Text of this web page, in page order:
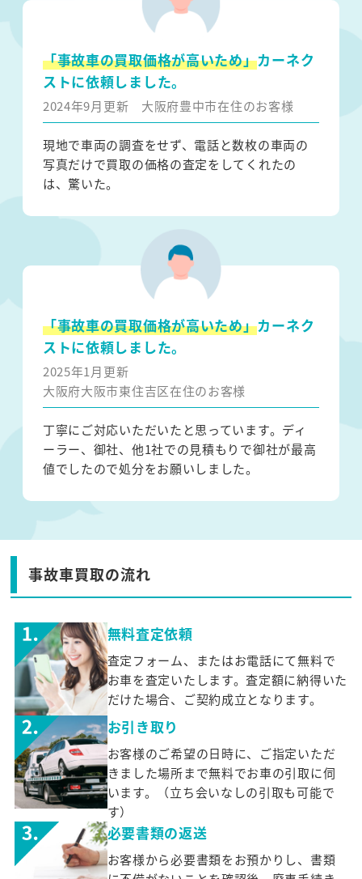
「事故車の買取価格が高いため」カーネク
ストに依頼しました。
2024年9月更新 大阪府豊中市在住のお客様
現地で車両の調査をせず、電話と数枚の車両の
写真だけで買取の価格の査定をしてくれたの
は、驚いた。
「事故車の買取価格が高いため」カーネク
ストに依頼しました。
2025年1月更新
大阪府大阪市東住吉区在住のお客様
丁寧にご対応いただいたと思っています。ディ
ーラー、御社、他1社での見積もりで御社が最高
値でしたので処分をお願いしました。
事故車買取の流れ
無料査定依頼
査定フォーム、またはお電話にて無料で
お車を査定いたします。査定額に納得いた
だけた場合、ご契約成立となります。
お引き取り
お客様のご希望の日時に、ご指定いただ
きました場所まで無料でお車の引取に伺
います。（立ち会いなしの引取も可能で
す）
必要書類の返送
お客様から必要書類をお預かりし、書類